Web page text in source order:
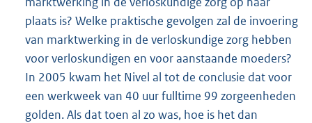
plaats is? Welke praktische gevolgen zal de invoering
van marktwerking in de verloskundige zorg hebben
voor verloskundigen en voor aanstaande moeders?
In 2005 kwam het Nivel al tot de conclusie dat voor
een werkweek van 40 uur fulltime 99 zorgeenheden
golden. Als dat toen al zo was, hoe is het dan